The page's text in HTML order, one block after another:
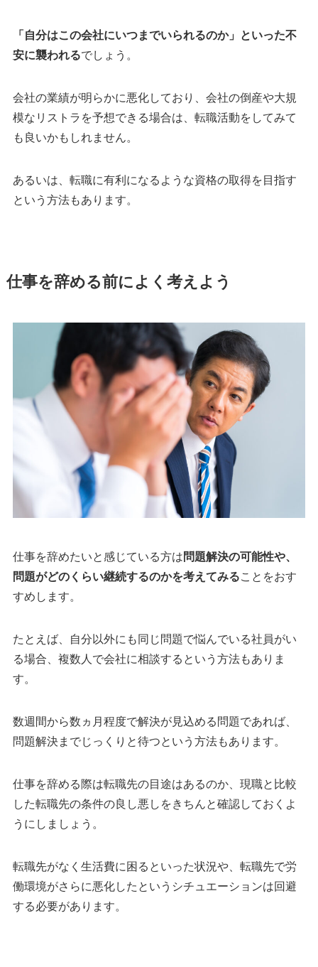
「自分はこの会社にいつまでいられるのか」といった不
安に襲われるでしょう。
会社の業績が明らかに悪化しており、会社の倒産や大規
模なリストラを予想できる場合は、転職活動をしてみて
も良いかもしれません。
あるいは、転職に有利になるような資格の取得を目指す
という方法もあります。
仕事を辞める前によく考えよう
仕事を辞めたいと感じている方は問題解決の可能性や、
問題がどのくらい継続するのかを考えてみることをおす
すめします。
たとえば、自分以外にも同じ問題で悩んでいる社員がい
る場合、複数人で会社に相談するという方法もありま
す。
数週間から数ヵ月程度で解決が見込める問題であれば、
問題解決までじっくりと待つという方法もあります。
仕事を辞める際は転職先の目途はあるのか、現職と比較
した転職先の条件の良し悪しをきちんと確認しておくよ
うにしましょう。
転職先がなく生活費に困るといった状況や、転職先で労
働環境がさらに悪化したというシチュエーションは回避
する必要があります。